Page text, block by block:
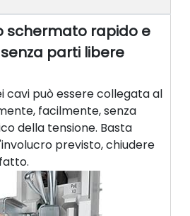
schermato rapido e
parti libere
cavi può essere collegata al
facilmente, senza
della tensione. Basta
previsto, chiudere